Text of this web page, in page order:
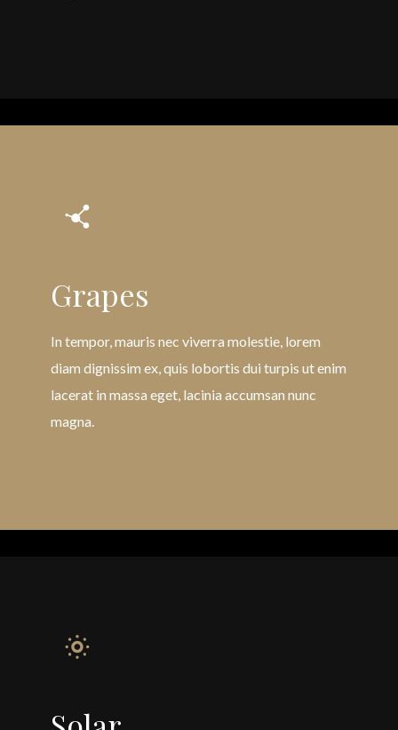
Grapes
In tempor, mauris nec viverra molestie, lorem
diam dignissim ex, quis lobortis dui turpis ut enim
lacerat in massa eget, lacinia accumsan nunc
magna.